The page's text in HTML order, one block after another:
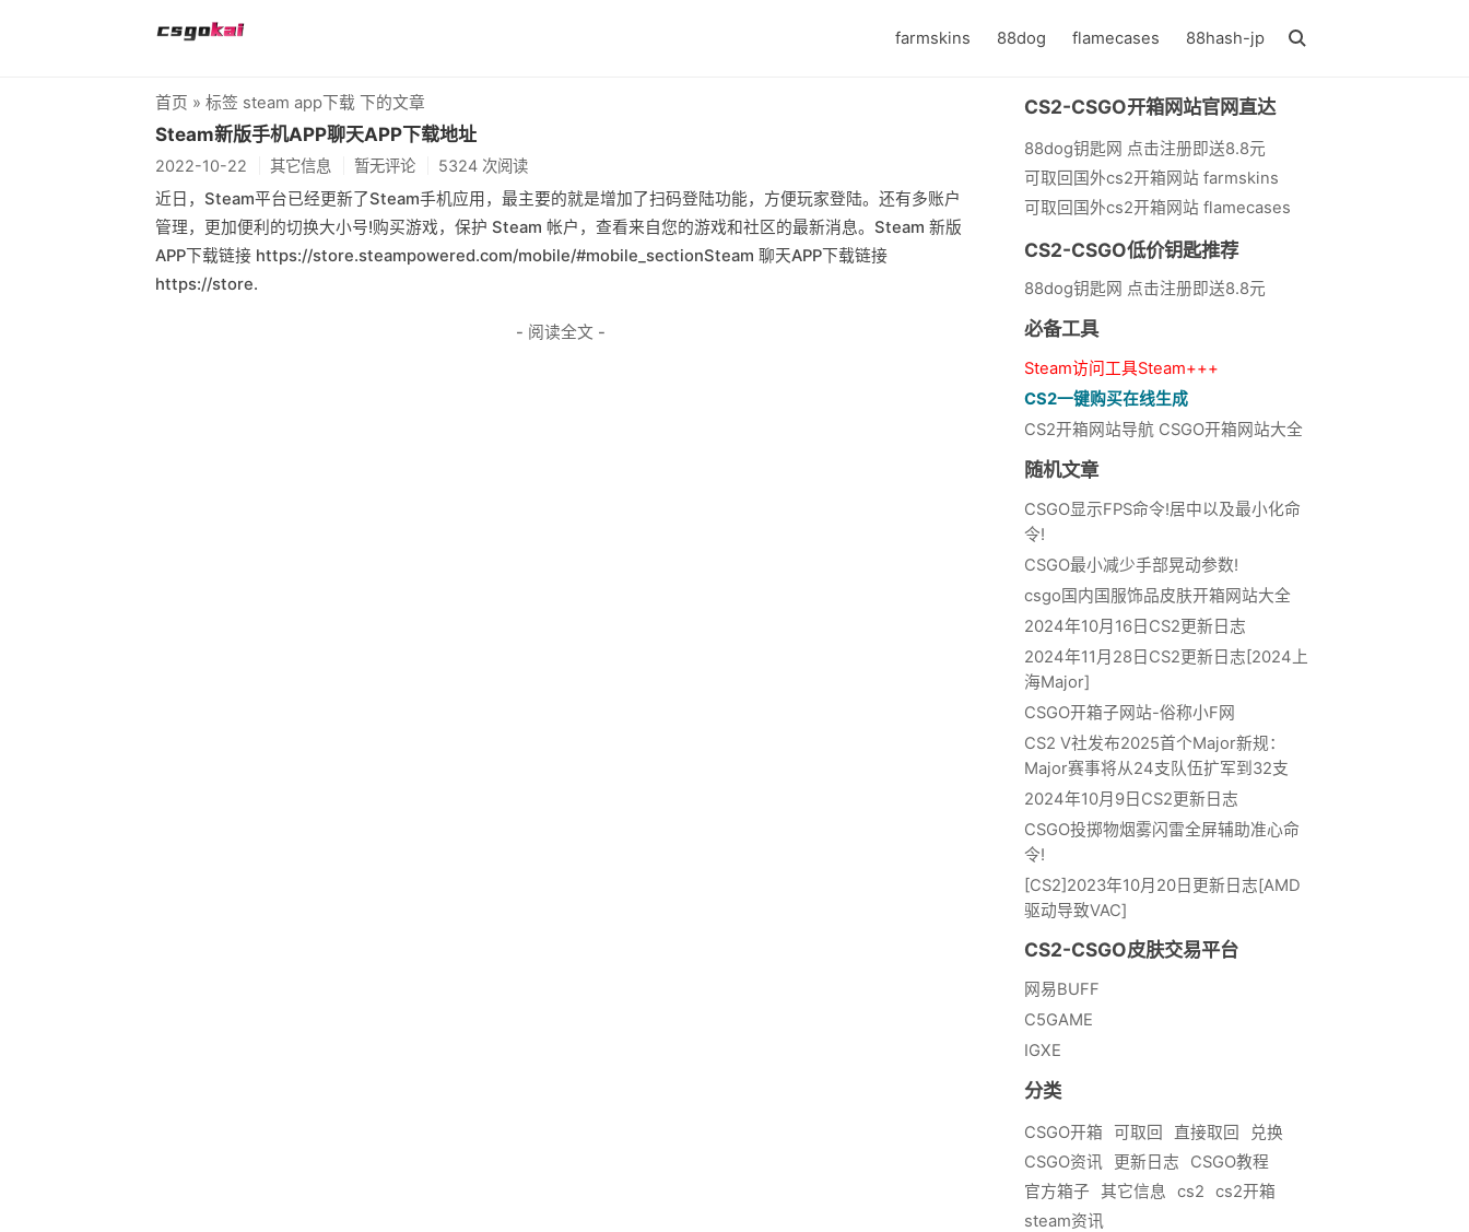
farmskins 88dog flamecases 88hash-jp
首页 » 标签 steam app下载 下的文章
Steam新版手机APP聊天APP下载地址
2022-10-22 其它信息 暂无评论 5324 次阅读
近日，Steam平台已经更新了Steam手机应用，最主要的就是增加了扫码登陆功能，方便玩家登陆。还有多账户
管理，更加便利的切换大小号!购买游戏，保护 Steam 帐户，查看来自您的游戏和社区的最新消息。Steam 新版
APP下载链接 https://store.steampowered.com/mobile/#mobile_sectionSteam 聊天APP下载链接
https://store.
- 阅读全文 -
CS2-CSGO开箱网站官网直达
88dog钥匙网 点击注册即送8.8元
可取回国外cs2开箱网站 farmskins
可取回国外cs2开箱网站 flamecases
CS2-CSGO低价钥匙推荐
88dog钥匙网 点击注册即送8.8元
必备工具
Steam访问工具Steam+++
CS2一键购买在线生成
CS2开箱网站导航 CSGO开箱网站大全
随机文章
CSGO显示FPS命令!居中以及最小化命
令!
CSGO最小减少手部晃动参数!
csgo国内国服饰品皮肤开箱网站大全
2024年10月16日CS2更新日志
2024年11月28日CS2更新日志[2024上
海Major]
CSGO开箱子网站-俗称小F网
CS2 V社发布2025首个Major新规：
Major赛事将从24支队伍扩军到32支
2024年10月9日CS2更新日志
CSGO投掷物烟雾闪雷全屏辅助准心命
令!
[CS2]2023年10月20日更新日志[AMD
驱动导致VAC]
CS2-CSGO皮肤交易平台
网易BUFF
C5GAME
IGXE
分类
CSGO开箱 可取回 直接取回
兑换
CSGO资讯
更新日志
CSGO教程
官方箱子
其它信息 cs2
cs2开箱
steam资讯